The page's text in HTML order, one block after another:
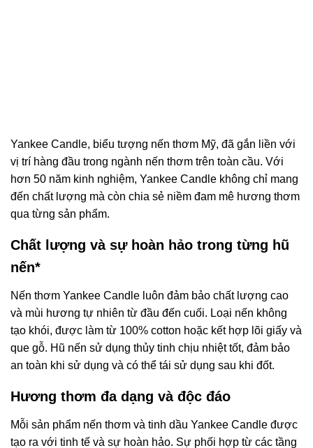
Yankee Candle, biểu tượng nến thơm Mỹ, đã gắn liền với
vị trí hàng đầu trong ngành nến thơm trên toàn cầu. Với
hơn 50 năm kinh nghiệm, Yankee Candle không chỉ mang
đến chất lượng mà còn chia sẻ niềm đam mê hương thơm
qua từng sản phẩm.
Chất lượng và sự hoàn hảo trong từng hũ
nến*
Nến thơm Yankee Candle luôn đảm bảo chất lượng cao
và mùi hương tự nhiên từ đầu đến cuối. Loại nến không
tạo khói, được làm từ 100% cotton hoặc kết hợp lõi giấy và
que gỗ. Hũ nến sử dụng thủy tinh chịu nhiệt tốt, đảm bảo
an toàn khi sử dụng và có thể tái sử dụng sau khi đốt.
Hương thơm đa dạng và độc đáo
Mỗi sản phẩm nến thơm và tinh dầu Yankee Candle được
tạo ra với tinh tế và sự hoàn hảo. Sự phối hợp từ các tầng